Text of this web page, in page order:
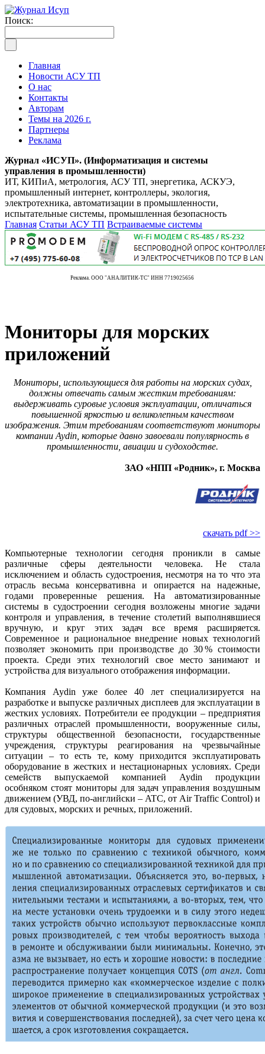
Поиск:
Главная
Новости АСУ ТП
О нас
Контакты
Авторам
Темы на 2026 г.
Партнеры
Реклама
Журнал «ИСУП». (Информатизация и системы
управления в промышленности)
ИТ, КИПиА, метрология, АСУ ТП, энергетика, АСКУЭ,
промышленный интернет, контроллеры, экология,
электротехника, автоматизации в промышленности,
испытательные системы, промышленная безопасность
Главная Статьи АСУ ТП Встраиваемые системы
Реклама. ООО "АНАЛИТИК-ТС" ИНН 7719025656
Мониторы для морских
приложений
Мониторы, использующиеся для работы на морских судах,
должны отвечать самым жестким требованиям:
выдерживать суровые условия эксплуатации, отличаться
повышенной яркостью и великолепным качеством
изображения. Этим требованиям соответствуют мониторы
компании Aydin, которые давно завоевали популярность в
промышленности, авиации и судоходстве.
ЗАО «НПП «Родник», г. Москва
скачать pdf >>
Компьютерные технологии сегодня проникли в самые
различные сферы деятельности человека. Не стала
исключением и область судостроения, несмотря на то что эта
отрасль весьма консервативна и опирается на надежные,
годами проверенные решения. На автоматизированные
системы в судостроении сегодня возложены многие задачи
контроля и управления, в течение столетий выполнявшиеся
вручную, и круг этих задач все время расширяется.
Современное и рациональное внедрение новых технологий
позволяет экономить при производстве до 30 % стоимости
проекта. Среди этих технологий свое место занимают и
устройства для визуального отображения информации.
Компания Aydin уже более 40 лет специализируется на
разработке и выпуске различных дисплеев для эксплуатации в
жестких условиях. Потребители ее продукции – предприятия
различных отраслей промышленности, вооруженные силы,
структуры общественной безопасности, государственные
учреждения, структуры реагирования на чрезвычайные
ситуации – то есть те, кому приходится эксплуатировать
оборудование в жестких и нестационарных условиях. Среди
семейств выпускаемой компанией Aydin продукции
особняком стоят мониторы для задач управления воздушным
движением (УВД, по-английски – ATC, от Air Traffic Control) и
для судовых, морских и речных, приложений.